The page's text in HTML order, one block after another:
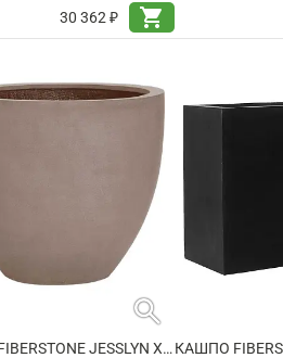
30 362 ₽
shopping_cart
search
КАШПО FIBERSTONE JESSLYN XS, TAUPE